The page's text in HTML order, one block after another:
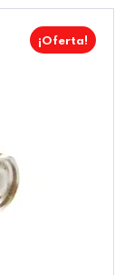
¡Oferta!